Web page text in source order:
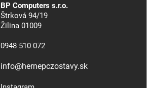
BP Computers s.r.o.
Štrková 94/19
Žilina 01009
0948 510 072
info@hernepczostavy.sk